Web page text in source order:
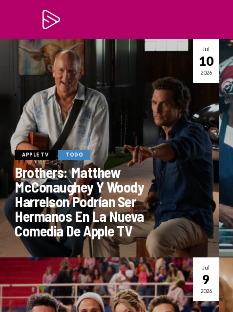
Jul
10
2026
APPLE TV TODO
Brothers: Matthew
McConaughey Y Woody
Harrelson Podrían Ser
Hermanos En La Nueva
Comedia De Apple TV
Jul
9
2026